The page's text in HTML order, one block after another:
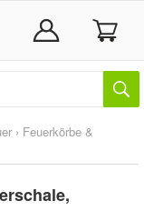
› Feuerkörbe &